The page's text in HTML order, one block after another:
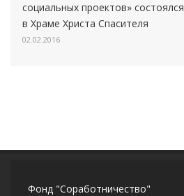
социальных проектов» состоялся
в Храме Христа Спасителя
02.02.2016
Фонд "Соработничество"